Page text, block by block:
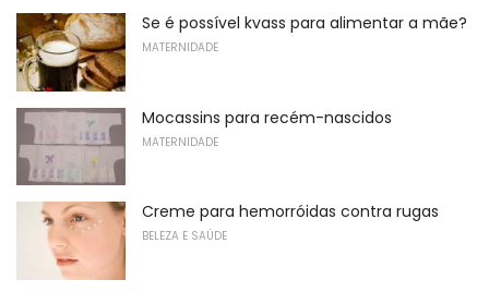
Se é possível kvass para alimentar a mãe?
MATERNIDADE
Mocassins para recém-nascidos
MATERNIDADE
Creme para hemorróidas contra rugas
BELEZA E SAÚDE